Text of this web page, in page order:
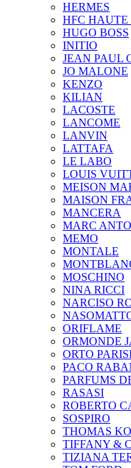
HERMES
HFC HAUTE
HUGO BOSS
INITIO
JEAN PAUL
JO MALONE
KENZO
KILIAN
LACOSTE
LANCOME
LANVIN
LATTAFA
LE LABO
LOUIS
MEISON
MAISON
MANCERA
MARC
MEMO
MONTALE
MOSCHINO
NINA RICCI
NARCISO
ORIFLAME
ORMONDE
ORTO
PACO
PARFUMS
RASASI
ROBERTO
SOSPIRO
THOMAS
TIFFANY &
TIZIANA